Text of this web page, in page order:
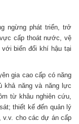
ngừng phát triển, trở
cấp thoát nước, vệ
biến đổi khí hậu tại
gia cao cấp có năng
khả năng và năng lực
từ khâu nghiên cứu,
thiết kế đến quản lý
v.v. cho các dự án cấp